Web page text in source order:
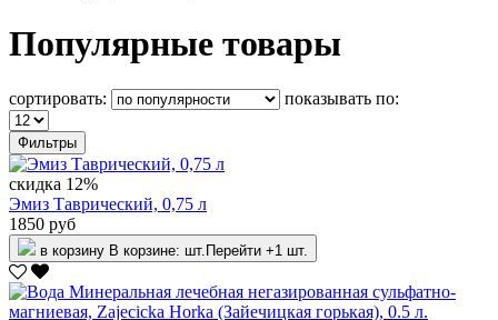
Популярные товары
сортировать: показывать по:
Фильтры
скидка 12%
Эмиз Таврический, 0,75 л
1850 руб
в корзину В корзине: шт. Перейти +1 шт.